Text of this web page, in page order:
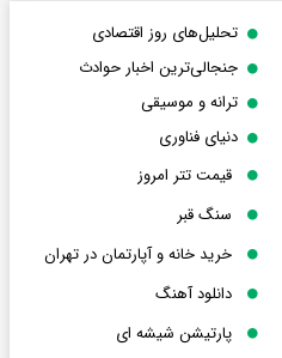
تحلیل‌های روز اقتصادی
جنجالی‌ترین اخبار حوادث
ترانه و موسیقی
دنیای فناوری
قیمت تتر امروز
سنگ قبر
خرید خانه و آپارتمان در تهران
دانلود آهنگ
پارتیشن شیشه ای